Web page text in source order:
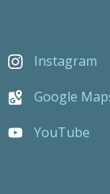
Instagram
Google
YouTube